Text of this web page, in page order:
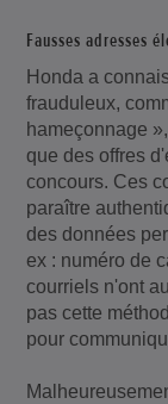
Fausses adresses
Honda a
frauduleux,
hameçonnage
que des offres
concours. Ces
paraître
des données
ex : numéro de
courriels n'ont
pas cette
pour